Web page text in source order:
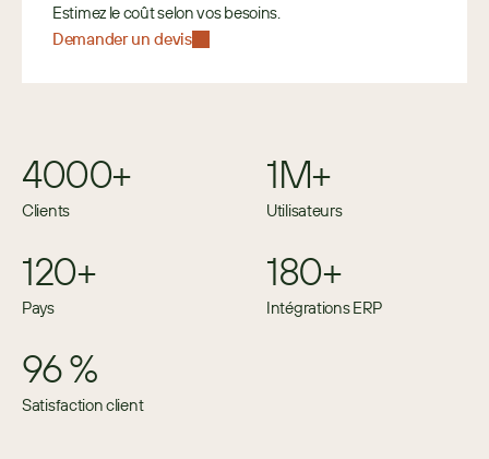
Estimez le coût selon vos besoins.
Demander un devis
4000+
Clients
1M+
Utilisateurs
120+
Pays
180+
Intégrations ERP
96 %
Satisfaction client